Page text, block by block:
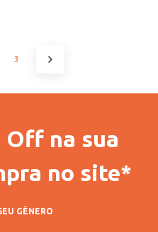
3
Off na sua
no site*
GÊNERO